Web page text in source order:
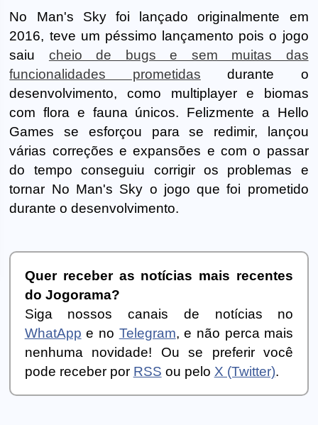
No Man's Sky foi lançado originalmente em
2016, teve um péssimo lançamento pois o jogo
saiu cheio de bugs e sem muitas das
funcionalidades prometidas durante o
desenvolvimento, como multiplayer e biomas
com flora e fauna únicos. Felizmente a Hello
Games se esforçou para se redimir, lançou
várias correções e expansões e com o passar
do tempo conseguiu corrigir os problemas e
tornar No Man's Sky o jogo que foi prometido
durante o desenvolvimento.
Quer receber as notícias mais recentes
do Jogorama?
Siga nossos canais de notícias no
WhatApp e no Telegram, e não perca mais
nenhuma novidade! Ou se preferir você
pode receber por RSS ou pelo X (Twitter).